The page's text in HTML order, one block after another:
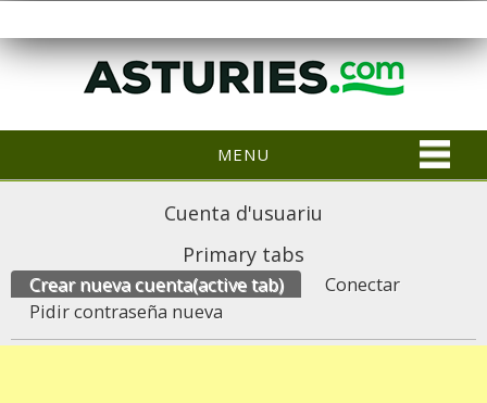
MENU
Cuenta d'usuariu
Primary tabs
Crear nueva cuenta(active tab)
Conectar
Pidir contraseña nueva